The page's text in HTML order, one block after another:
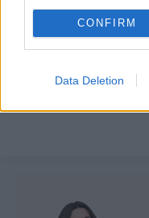
CONFIRM
Data Deletion